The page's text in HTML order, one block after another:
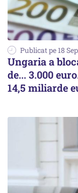
Publicat pe 18
Ungaria a
de... 3.000
14,5 miliarde